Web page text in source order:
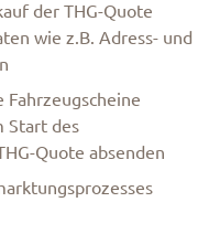
der THG-Quote
wie z.B. Adress- und
Start des
Quote absenden